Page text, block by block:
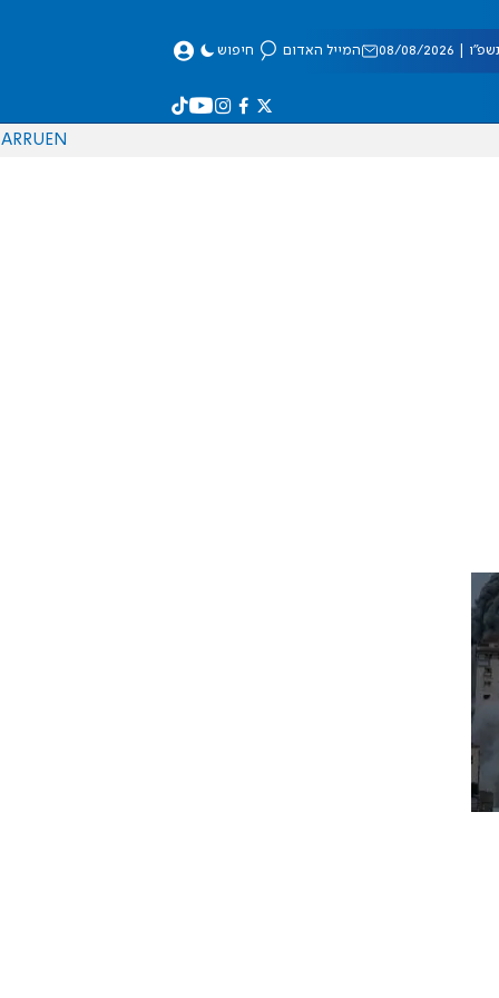
08/2026 המייל האדום חיפוש
EN
RU
AR